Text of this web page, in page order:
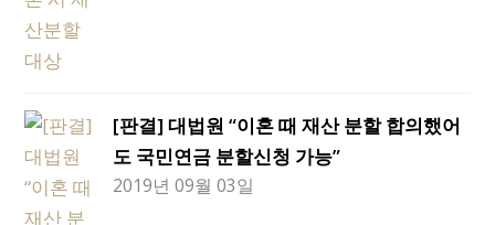
[판결] 대법원 “이혼 때 재산 분할 합의했어
도 국민연금 분할신청 가능”
2019년 09월 03일